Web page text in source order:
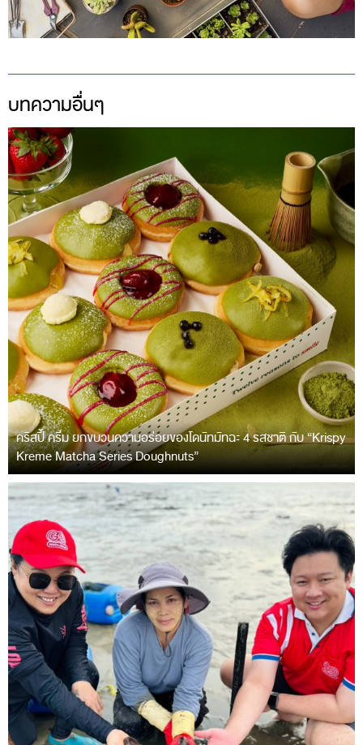
บทความอื่นๆ
คริสปี้ ครีม ยกขบวนความอร่อยของโดนัทมัทฉะ 4 รสชาติ กับ “Krispy
Kreme Matcha Series Doughnuts”